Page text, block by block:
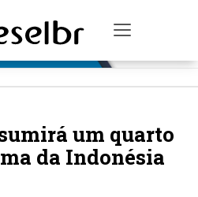
Toggle
um quarto
da Indonésia